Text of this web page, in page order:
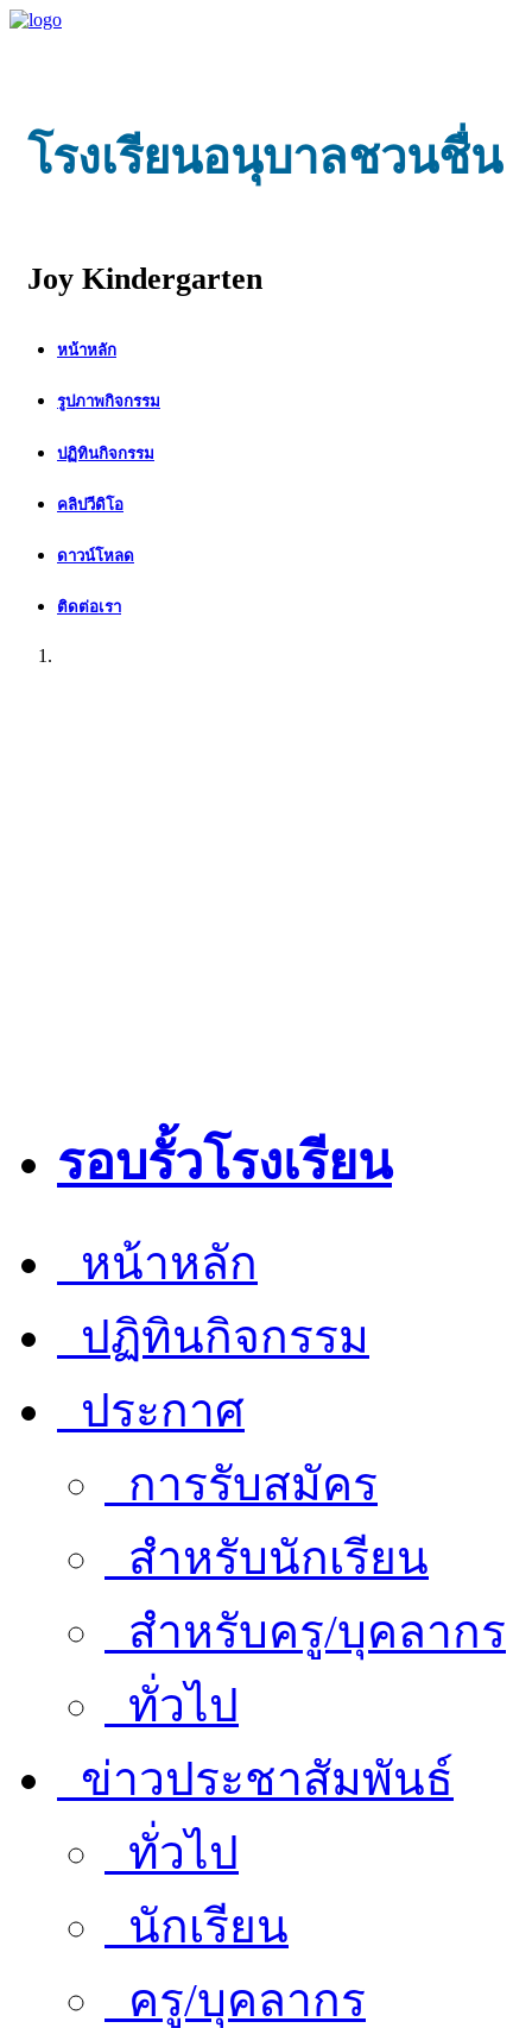
โรงเรียนอนุบาลชวนชื่น
Joy Kindergarten
หน้าหลัก
รูปภาพกิจกรรม
ปฏิทินกิจกรรม
คลิปวีดิโอ
ดาวน์โหลด
ติดต่อเรา
รอบรั้วโรงเรียน
หน้าหลัก
ปฏิทินกิจกรรม
ประกาศ
การรับสมัคร
สำหรับนักเรียน
สำหรับครู/บุคลากร
ทั่วไป
ข่าวประชาสัมพันธ์
ทั่วไป
นักเรียน
ครู/บุคลากร